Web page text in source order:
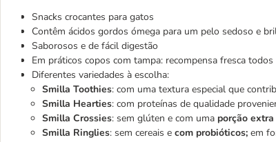
Snacks crocantes para gatos
Contêm ácidos gordos ómega para um pelo sedoso e
Saborosos e de fácil digestão
Em práticos copos com tampa: recompensa fresca todos
Diferentes variedades à escolha:
Smilla Toothies: com uma textura especial que
Smilla Hearties: com proteínas de qualidade
Smilla Crossies: sem glúten e com uma porção
Smilla Ringlies: sem cereais e com probióticos; em